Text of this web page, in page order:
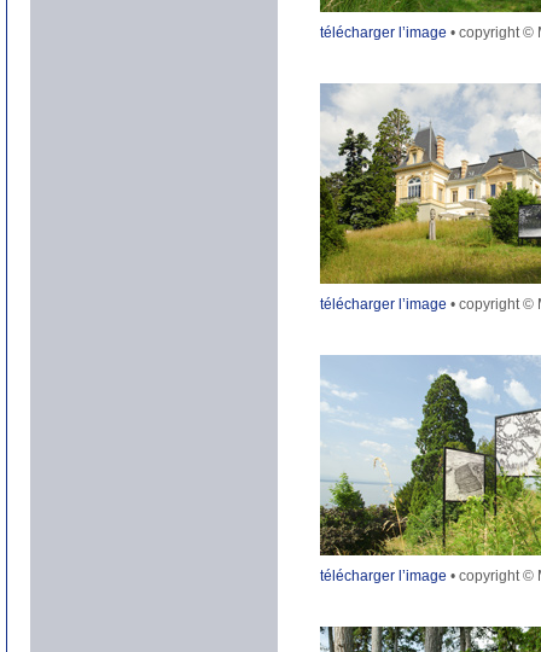
télécharger l’image • copyright ©
télécharger l’image • copyright ©
télécharger l’image • copyright ©